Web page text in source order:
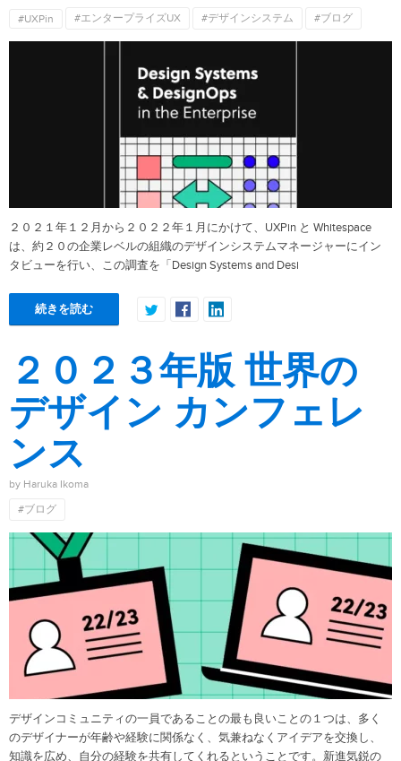
#UXPin #エンタープライズUX #デザインシステム #ブログ
２０２１年１２月から２０２２年１月にかけて、UXPin と Whitespace
は、約２０の企業レベルの組織のデザインシステムマネージャーにイン
タビューを行い、この調査を「Design Systems and Desi
続きを読む
２０２３年版 世界の
デザイン カンフェレ
ンス
by Haruka Ikoma
#ブログ
デザインコミュニティの一員であることの最も良いことの１つは、多く
のデザイナーが年齢や経験に関係なく、気兼ねなくアイデアを交換し、
知識を広め、自分の経験を共有してくれるということです。新進気鋭の